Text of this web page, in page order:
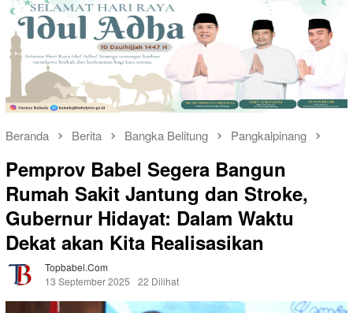
Beranda Berita Bangka Belitung Pangkalpinang
Pemprov Babel Segera Bangun
Rumah Sakit Jantung dan Stroke,
Gubernur Hidayat: Dalam Waktu
Dekat akan Kita Realisasikan
Topbabel.com
13 September 2025
22 Dilihat